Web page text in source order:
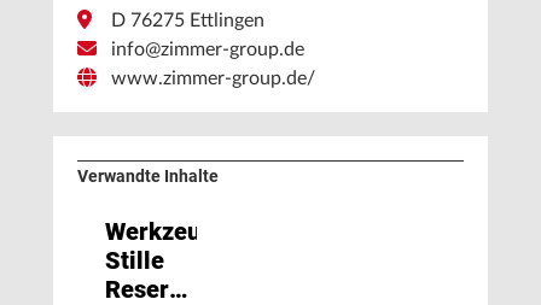
D 76275 Ettlingen
info@zimmer-group.de
www.zimmer-group.de/
Verwandte Inhalte
Werkzeugwechsel:
Stille
Reserven